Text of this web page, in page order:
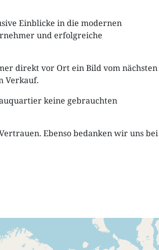
Einblicke in die modernen
und erfolgreiche
direkt vor Ort ein Bild vom nächsten
Verkauf.
keine gebrauchten
Ebenso bedanken wir uns bei